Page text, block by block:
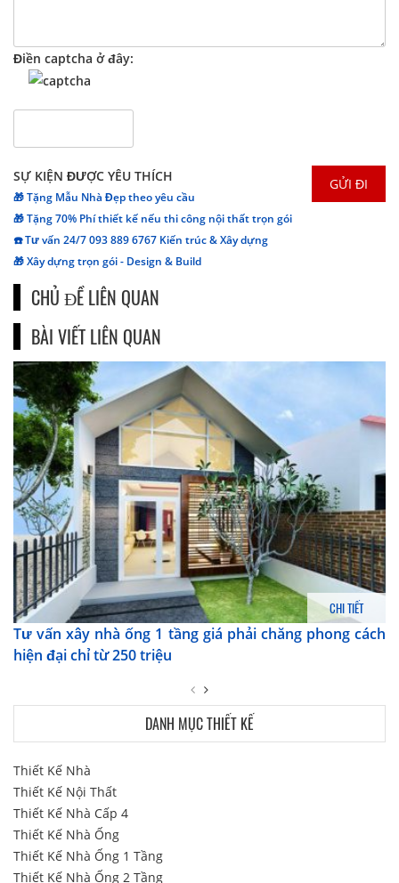
Điền captcha ở đây:
SỰ KIỆN ĐƯỢC YÊU THÍCH
🎁 Tặng Mẫu Nhà Đẹp theo yêu cầu
🎁 Tặng 70% Phí thiết kế nếu thi công nội thất trọn gói
☎️ Tư vấn 24/7 093 889 6767 Kiến trúc & Xây dựng
🎁 Xây dựng trọn gói - Design & Build
CHỦ ĐỀ LIÊN QUAN
BÀI VIẾT LIÊN QUAN
CHI TIẾT
Tư vấn xây nhà ống 1 tầng giá phải chăng phong cách
hiện đại chỉ từ 250 triệu
DANH MỤC THIẾT KẾ
Thiết Kế Nhà
Thiết Kế Nội Thất
Thiết Kế Nhà Cấp 4
Thiết Kế Nhà Ống
Thiết Kế Nhà Ống 1 Tầng
Thiết Kế Nhà Ống 2 Tầng